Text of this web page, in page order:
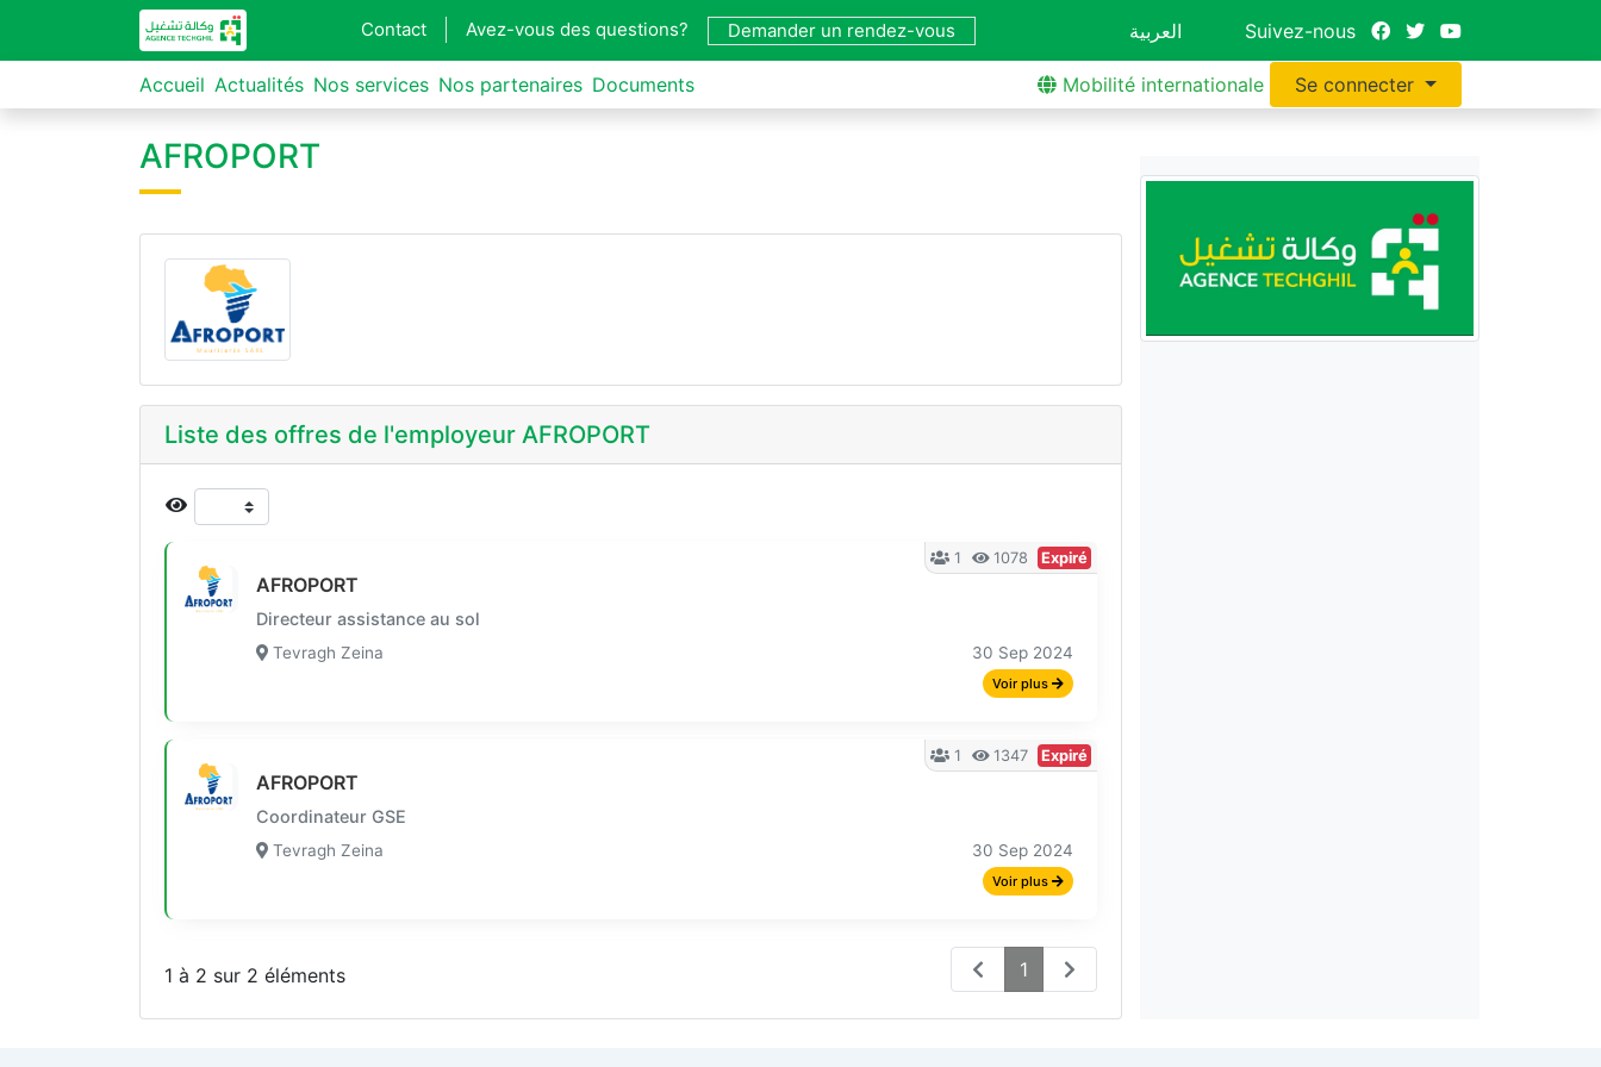
Contact Avez-vous des questions? Demander un rendez-vous العربية Suivez-nous
Accueil Actualités Nos services Nos partenaires Documents Mobilité internationale Se connecter
AFROPORT
Liste des offres de l'employeur AFROPORT
AFROPORT
Directeur assistance au sol
Tevragh Zeina 30 Sep 2024
1 1078 Expiré
Voir plus
AFROPORT
Coordinateur GSE
Tevragh Zeina 30 Sep 2024
1 1347 Expiré
Voir plus
1 à 2 sur 2 éléments 1